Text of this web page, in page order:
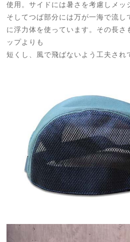
使用。サイドには暑さを考慮しメッ
そしてつば部分には万が一海で流し
に浮力体を使っています。その長さ
ップよりも
短くし、風で飛ばないよう工夫され